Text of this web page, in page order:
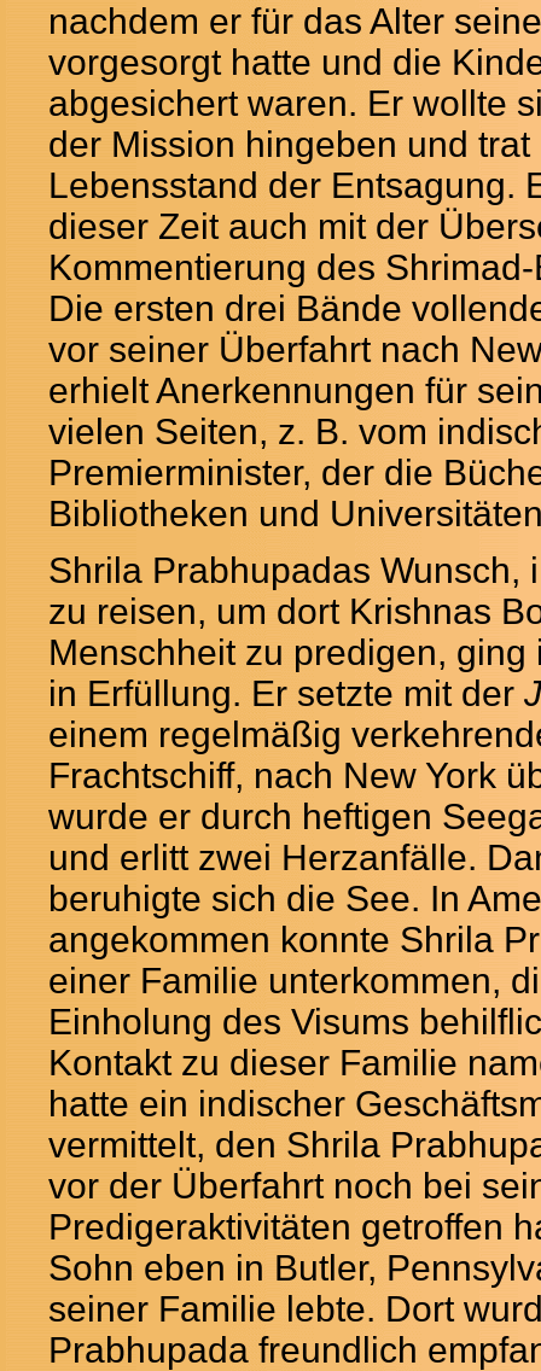
nachdem er für das Alter
vorgesorgt hatte und die
abgesichert waren. Er wollte
der Mission hingeben und
Lebensstand der Entsagung.
dieser Zeit auch mit der
Kommentierung des
Die ersten drei Bände
vor seiner Überfahrt nach
erhielt Anerkennungen für
vielen Seiten, z. B. vom
Premierminister, der die
Bibliotheken und
Shrila Prabhupadas Wunsch,
zu reisen, um dort Krishnas
Menschheit zu predigen, ging
in Erfüllung. Er setzte mit der
einem regelmäßig
Frachtschiff, nach New York
wurde er durch heftigen
und erlitt zwei Herzanfälle.
beruhigte sich die See. In
angekommen konnte Shrila
einer Familie unterkommen,
Einholung des Visums
Kontakt zu dieser Familie
hatte ein indischer
vermittelt, den Shrila
vor der Überfahrt noch bei
Predigeraktivitäten getroffen
Sohn eben in Butler,
seiner Familie lebte. Dort
Prabhupada freundlich